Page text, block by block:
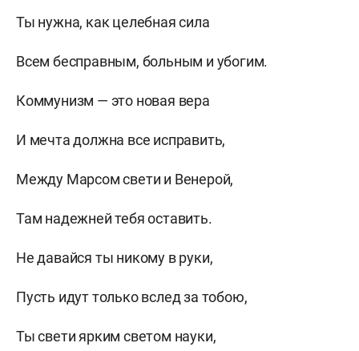
Ты нужна, как целебная сила
Всем бесправным, больным и убогим.
Коммунизм — это новая вера
И мечта должна все исправить,
Между Марсом свети и Венерой,
Там надежней тебя оставить.
Не давайся ты никому в руки,
Пусть идут только вслед за тобою,
Ты свети ярким светом науки,